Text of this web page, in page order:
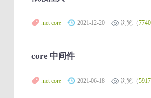
.net core 2021-12-20 浏览（7740
core 中间件
.net core 2021-06-18 浏览（5917